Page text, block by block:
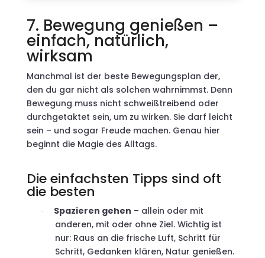
7. Bewegung genießen –
einfach, natürlich,
wirksam
Manchmal ist der beste Bewegungsplan der,
den du gar nicht als solchen wahrnimmst. Denn
Bewegung muss nicht schweißtreibend oder
durchgetaktet sein, um zu wirken. Sie darf leicht
sein – und sogar Freude machen. Genau hier
beginnt die Magie des Alltags.
Die einfachsten Tipps sind oft
die besten
· Spazieren gehen – allein oder mit
anderen, mit oder ohne Ziel. Wichtig ist
nur: Raus an die frische Luft, Schritt für
Schritt, Gedanken klären, Natur genießen.